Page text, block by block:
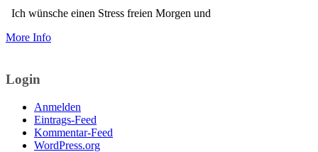
Ich wünsche einen Stress freien Morgen und
More Info
Login
Anmelden
Eintrags-Feed
Kommentar-Feed
WordPress.org